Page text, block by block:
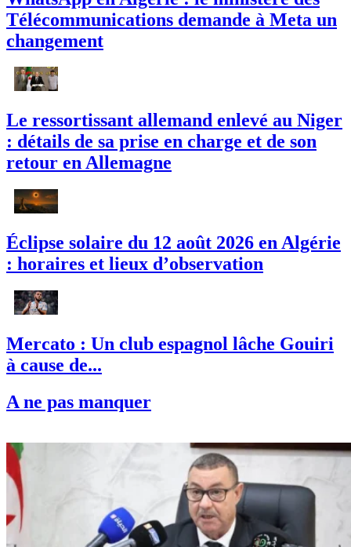
Télécommunications demande à Meta un
changement
Le ressortissant allemand enlevé au Niger
: détails de sa prise en charge et de son
retour en Allemagne
Éclipse solaire du 12 août 2026 en Algérie
: horaires et lieux d’observation
Mercato : Un club espagnol lâche Gouiri
à cause de...
A ne pas manquer